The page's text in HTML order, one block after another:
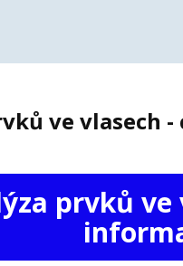
ve vlasech
prvků ve